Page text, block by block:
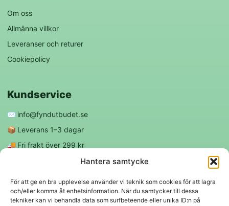
Hantera samtycke
För att ge en bra upplevelse använder vi teknik som cookies för att lagra
och/eller komma åt enhetsinformation. När du samtycker till dessa
tekniker kan vi behandla data som surfbeteende eller unika ID:n på
Om oss
Allmänna villkor
Leveranser och returer
Cookiepolicy
Kundservice
✉️ info@fyndutbudet.se
📦 Leverans 1–3 dagar
🚚 Fri frakt över 299 kr
Följ oss